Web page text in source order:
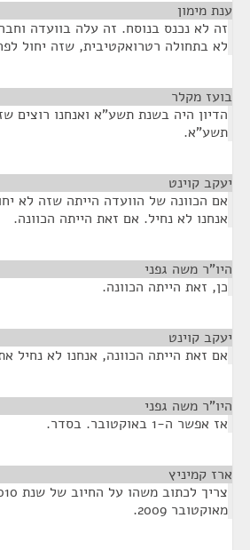
ענת מימון
זה לא נכנס בנוסח. זה עלה בוועדה
לא בתחולה רטרואקטיבית, שזה יחול
בועז מקלר
הדיון היה בשנת תשע"א ואנחנו רוצים
תשע"א.
יעקב קוינט
אם הכוונה של הוועדה הייתה שזה לא
אנחנו לא נחיל. אם זאת הייתה הכוונה.
היו"ר משה גפני
כן, זאת הייתה הכוונה.
יעקב קוינט
אם זאת הייתה הכוונה, אנחנו לא נחיל
היו"ר משה גפני
אז אפשר ה-1 באוקטובר. בסדר.
ארז קמיניץ
מאוקטובר 2009.